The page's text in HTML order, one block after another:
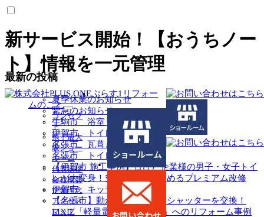
新サービス開始！【おうちノー
ト】情報を一元管理
ぷらす1リフォー
ムのこと
サ
ブ
メ
ニ
ュ
ー
を
展
開
コンセプ
ト
県下最大
級ショー
ルーム
代表挨拶
会社概要
企業理念
アクセス
マップ
最新の投稿
夏季休業のお知らせ
緊急のお知らせ
生駒市 浴室リフォーム工事
伊賀市 トイレ工事
名張市 瓦葺き替え工事
名張市 トイレリフォーム
【伊賀市 施工事例】古びた企業様の男子・女子トイ
レが大変身！空間の価値を高めるプレミアム改修
伊賀市 キッチン改修
【名張市】動かないガレージシャッターを交換！
LIXIL「軽量電動シャッター」へのリフォーム事例